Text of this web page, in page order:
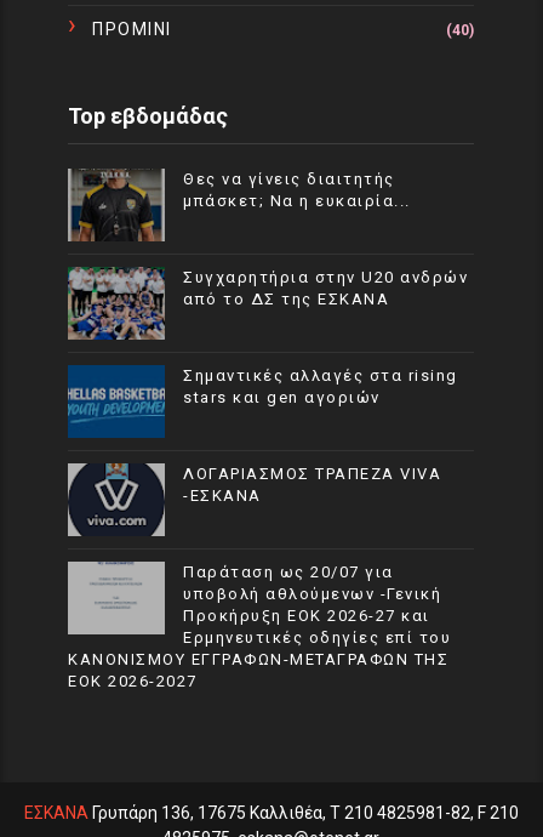
ΠΡΟΜΙΝΙ (40)
Top εβδομάδας
Θες να γίνεις διαιτητής
μπάσκετ; Να η ευκαιρία...
Συγχαρητήρια στην U20 ανδρών
από το ΔΣ της ΕΣΚΑΝΑ
Σημαντικές αλλαγές στα rising
stars και gen αγοριών
ΛΟΓΑΡΙΑΣΜΟΣ ΤΡΑΠΕΖΑ VIVA
-ΕΣΚΑΝΑ
Παράταση ως 20/07 για
υποβολή αθλούμενων -Γενική
Προκήρυξη ΕΟΚ 2026-27 και
Ερμηνευτικές οδηγίες επί του
ΚΑΝΟΝΙΣΜΟΥ ΕΓΓΡΑΦΩΝ-ΜΕΤΑΓΡΑΦΩΝ ΤΗΣ
ΕΟΚ 2026-2027
ΕΣΚΑΝΑ Γρυπάρη 136, 17675 Καλλιθέα, T 210 4825981-82, F 210